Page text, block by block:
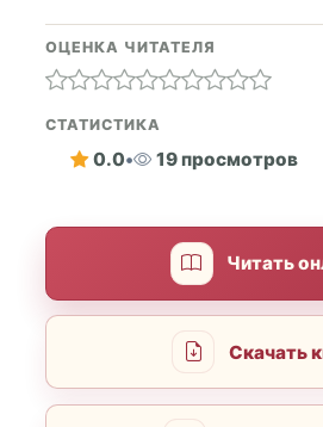
ОЦЕНКА ЧИТАТЕЛЯ
СТАТИСТИКА
0.0• 19 просмотров
Читать
Скачать